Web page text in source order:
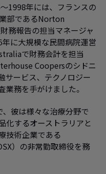
1998年には、フランスの
部であるNorton
務報告の担当マネージャ
に大規模な民間病院運営
で財務会計を担当
Coopersのシドニ
サービス、テクノロジー
務を手がけました。
彼は様々な治療分野で
化するオーストラリアと
技術企業である
）の非常勤取締役を務